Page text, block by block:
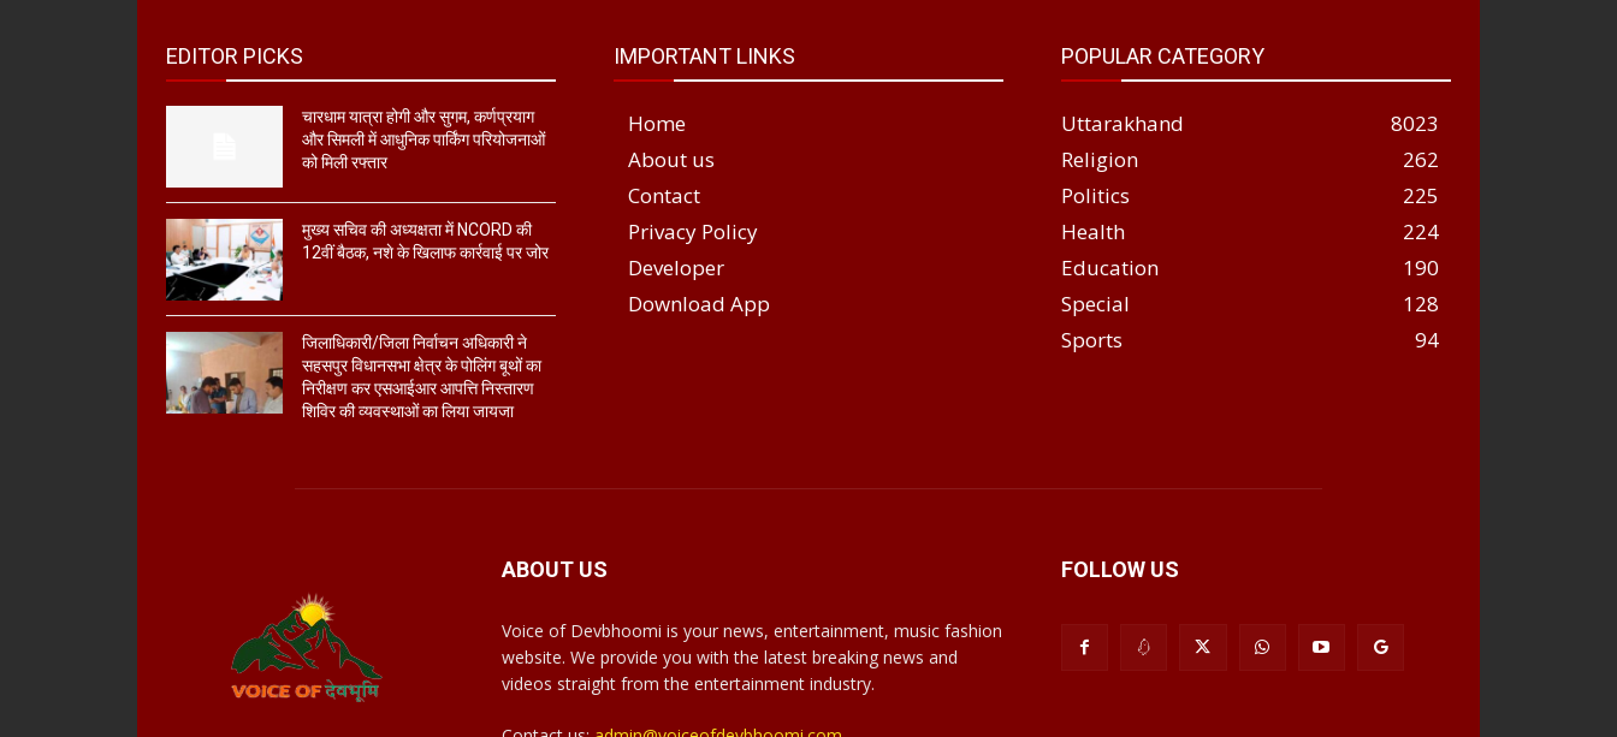
EDITOR PICKS
चारधाम यात्रा होगी और सुगम, कर्णप्रयाग
और सिमली में आधुनिक पार्किंग परियोजनाओं
को मिली रफ्तार
मुख्य सचिव की अध्यक्षता में NCORD की
12वीं बैठक, नशे के खिलाफ कार्रवाई पर जोर
जिलाधिकारी/जिला निर्वाचन अधिकारी ने
सहसपुर विधानसभा क्षेत्र के पोलिंग बूथों का
निरीक्षण कर एसआईआर आपत्ति निस्तारण
शिविर की व्यवस्थाओं का लिया जायजा
IMPORTANT LINKS
Home
About us
Contact
Privacy Policy
Developer
Download App
POPULAR CATEGORY
Uttarakhand
8023
Religion
262
Politics
225
Health
224
Education
190
Special
128
Sports
94
ABOUT US
Voice of Devbhoomi is your news, entertainment, music fashion
website. We provide you with the latest breaking news and
videos straight from the entertainment industry.
FOLLOW US